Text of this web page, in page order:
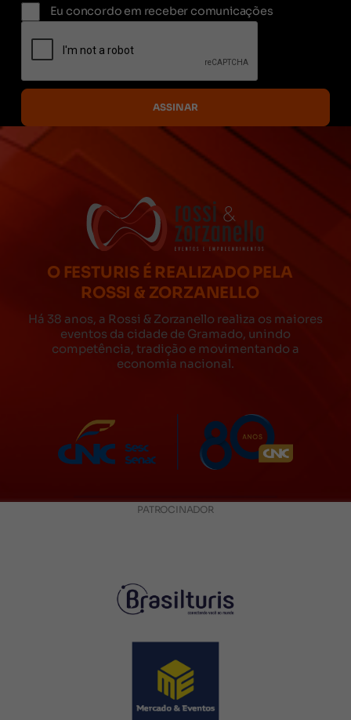
Eu concordo em receber comunicações
O FESTURIS É REALIZADO PELA
ROSSI & ZORZANELLO
Há 38 anos, a Rossi & Zorzanello realiza os maiores
eventos da cidade de Gramado, unindo
competência, tradição e movimentando a
economia nacional.
PATROCINADOR